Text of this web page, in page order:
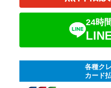
24時
各種ク
カード